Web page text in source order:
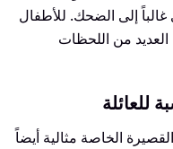
غالباً إلى الضحك. للأطفال
العديد من اللحظات
الخاصة مثالية أيضاً